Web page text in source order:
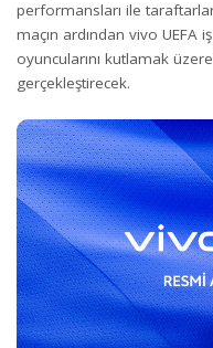
performansları ile
maçın ardından vivo UEFA
oyuncularını kutlamak
gerçekleştirecek.